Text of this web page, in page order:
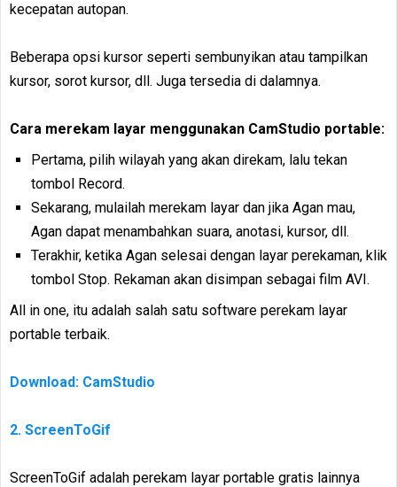
kecepatan autopan.
Beberapa opsi kursor seperti sembunyikan atau tampilkan
kursor, sorot kursor, dll. Juga tersedia di dalamnya.
Cara merekam layar menggunakan CamStudio portable:
Pertama, pilih wilayah yang akan direkam, lalu tekan
tombol Record.
Sekarang, mulailah merekam layar dan jika Agan mau,
Agan dapat menambahkan suara, anotasi, kursor, dll.
Terakhir, ketika Agan selesai dengan layar perekaman, klik
tombol Stop. Rekaman akan disimpan sebagai film AVI.
All in one, itu adalah salah satu software perekam layar
portable terbaik.
Download: CamStudio
2. ScreenToGif
ScreenToGif adalah perekam layar portable gratis lainnya